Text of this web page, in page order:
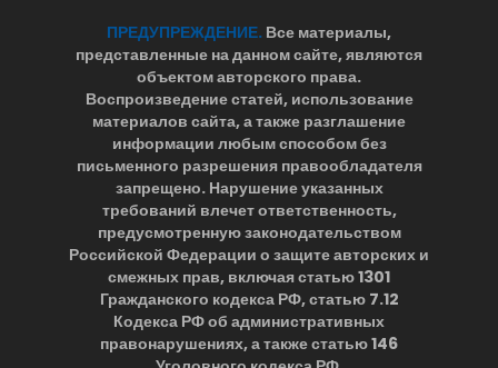
ПРЕДУПРЕЖДЕНИЕ. Все материалы,
представленные на данном сайте, являются
объектом авторского права.
Воспроизведение статей, использование
материалов сайта, а также разглашение
информации любым способом без
письменного разрешения правообладателя
запрещено. Нарушение указанных
требований влечет ответственность,
предусмотренную законодательством
Российской Федерации о защите авторских и
смежных прав, включая статью 1301
Гражданского кодекса РФ, статью 7.12
Кодекса РФ об административных
правонарушениях, а также статью 146